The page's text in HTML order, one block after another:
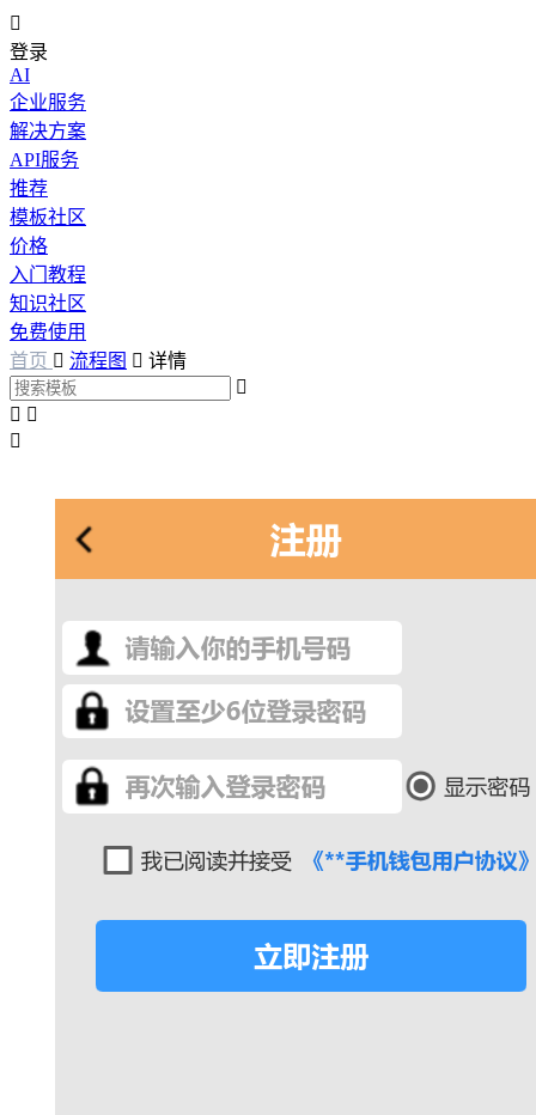

登录
AI
企业服务
解决方案
API服务
推荐
模板社区
价格
入门教程
知识社区
免费使用
首页  流程图  详情

 
